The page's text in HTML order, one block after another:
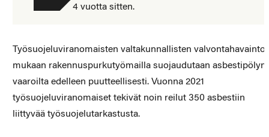
4 vuotta sitten.
Työsuojeluviranomaisten valtakunnallisten
mukaan rakennuspurkutyömailla suojaudutaan asbestipölyn
vaaroilta edelleen puutteellisesti. Vuonna 2021
työsuojeluviranomaiset tekivät noin reilut 350 asbestiin
liittyvää työsuojelutarkastusta.